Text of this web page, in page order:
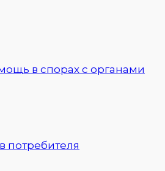
в спорах с органами
потребителя